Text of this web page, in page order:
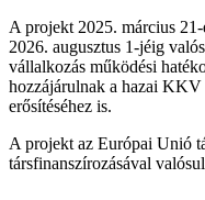
A projekt 2025. március
2026. augusztus 1-jéig
vállalkozás működési
hozzájárulnak a hazai KKV
erősítéséhez is.
A projekt az Európai Unió
társfinanszírozásával